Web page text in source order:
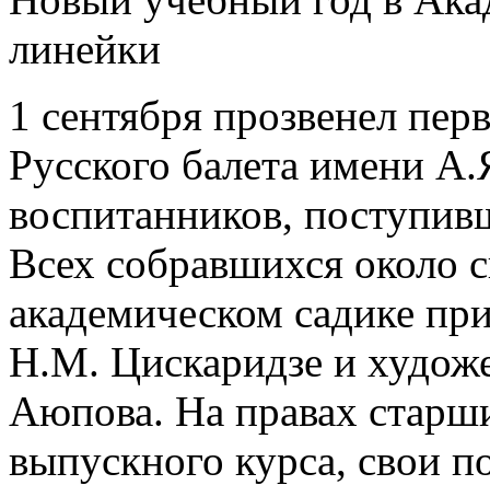
линейки
1 сентября прозвенел
Русского балета имени
воспитанников,
Всех собравшихся около
академическом садике
Н.М. Цискаридзе и
Аюпова. На правах
выпускного курса, свои